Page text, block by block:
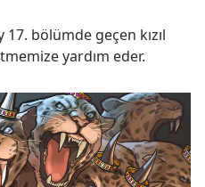
bölümde geçen kızıl
yardım eder.